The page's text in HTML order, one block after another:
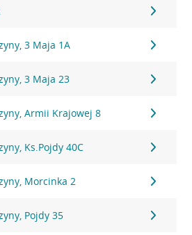
3 Maja 1A
3 Maja 23
Armii Krajowej 8
Ks.Pojdy 40C
Morcinka 2
Pojdy 35